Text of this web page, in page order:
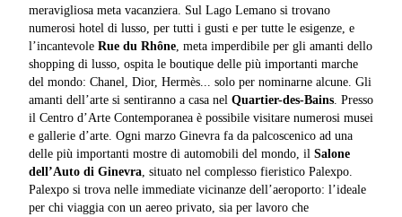
meravigliosa meta vacanziera. Sul Lago Lemano si trovano
numerosi hotel di lusso, per tutti i gusti e per tutte le esigenze, e
l’incantevole Rue du Rhône , meta imperdibile per gli amanti dello
shopping di lusso, ospita le boutique delle più importanti marche
del mondo: Chanel, Dior, Hermès... solo per nominarne alcune. Gli
amanti dell’arte si sentiranno a casa nel Quartier-des-Bains . Presso
il Centro d’Arte Contemporanea è possibile visitare numerosi musei
e gallerie d’arte. Ogni marzo Ginevra fa da palcoscenico ad una
delle più importanti mostre di automobili del mondo, il Salone
dell’Auto di Ginevra , situato nel complesso fieristico Palexpo.
Palexpo si trova nelle immediate vicinanze dell’aeroporto: l’ideale
per chi viaggia con un aereo privato, sia per lavoro che